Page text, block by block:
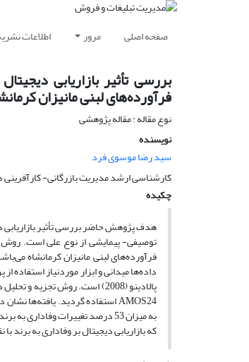
صفحه اصلی مرور اطلاعات
بررسی تأثیر بازاریابی
فرآورده‌های لبنی مانیزان
نوع مقاله : مقاله پژوهشی
نویسنده
سید رضا موسوی فرد
کارشناسی ارشد مدیریت بازرگانی- کارآفرینی
چکیده
هدف پژوهش حاضر بررسی تأثیر
توصیفی- پیمایشی از نوع علی است. روش
که بازاریابی دیجیتال بر وفاداری به برند با نقش میانجی